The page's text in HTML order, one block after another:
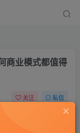
商业模式都值得
关注 私信